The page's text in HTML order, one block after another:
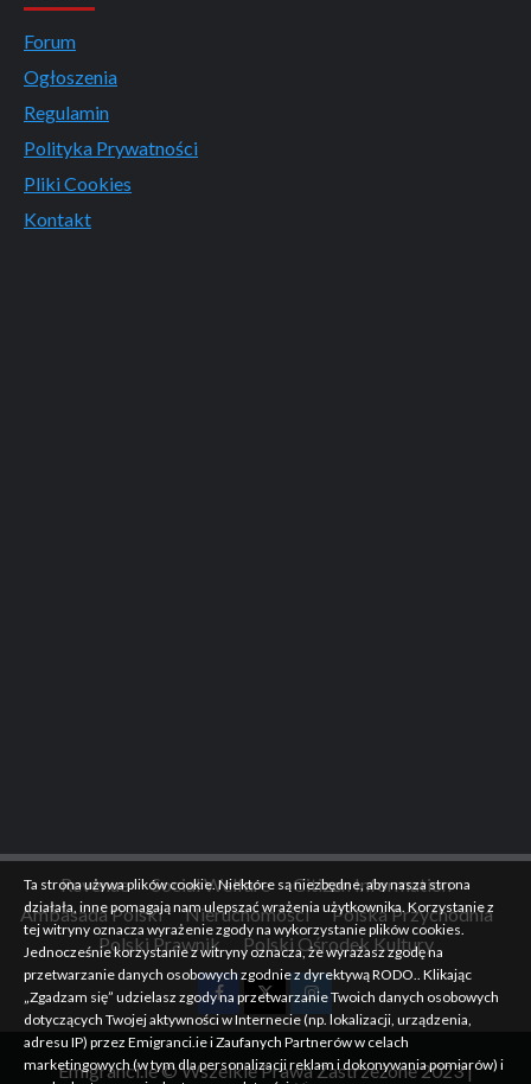
Forum
Ogłoszenia
Regulamin
Polityka Prywatności
Pliki Cookies
Kontakt
Revenue Social Welfare
Citizen Information
Ambasada Polski
Nieruchomości
Polska Przychodnia
Polski Prawnik
Polski Ośrodek Kultury
FacebookTwitter Instagram
Emigranci.ie © Wszelkie Prawa Zastrzeżone 2023|
Ta strona używa plików cookie. Niektóre są niezbędne, aby nasza strona
działała, inne pomagają nam ulepszać wrażenia użytkownika. Korzystanie z
tej witryny oznacza wyrażenie zgody na wykorzystanie plików cookies.
Jednocześnie korzystanie z witryny oznacza, że wyrażasz zgodę na
przetwarzanie danych osobowych zgodnie z dyrektywą RODO.. Klikając
„Zgadzam się” udzielasz zgody na przetwarzanie Twoich danych osobowych
dotyczących Twojej aktywności w Internecie (np. lokalizacji, urządzenia,
adresu IP) przez Emigranci.ie i Zaufanych Partnerów w celach
marketingowych (w tym dla personalizacji reklam i dokonywania pomiarów) i